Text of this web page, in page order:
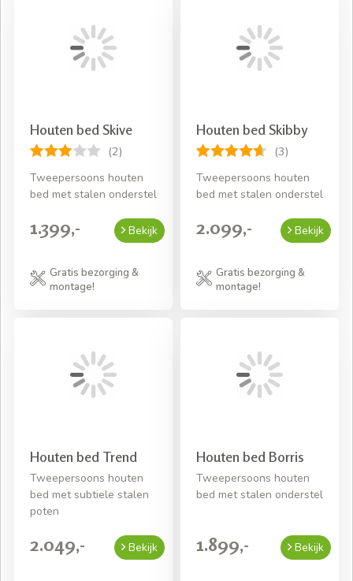
Houten bed Skive
(2)
Tweepersoons houten
bed met stalen onderstel
1.399,- Bekijk
Gratis bezorging &
montage!
Houten bed Skibby
(3)
Tweepersoons houten
bed met stalen onderstel
2.099,- Bekijk
Gratis bezorging &
montage!
Houten bed Trend
Tweepersoons houten
bed met subtiele stalen
poten
2.049,- Bekijk
Houten bed Borris
Tweepersoons houten
bed met stalen onderstel
1.899,- Bekijk